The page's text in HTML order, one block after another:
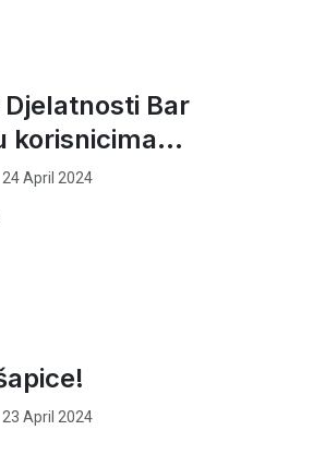
Bar
korisnicima...
24 April 2024
23 April 2024